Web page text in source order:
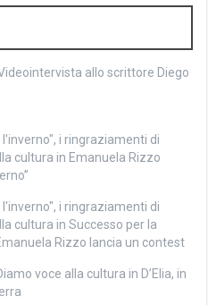
allo scrittore Diego
i ringraziamenti di
cultura in Emanuela Rizzo
i ringraziamenti di
cultura in Successo per la
Rizzo lancia un contest
voce alla cultura in D’Elia, in